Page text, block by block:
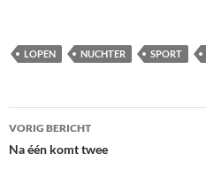
LOPEN NUCHTER SPORT
Bericht
navigatie
VORIG BERICHT
Na één komt twee